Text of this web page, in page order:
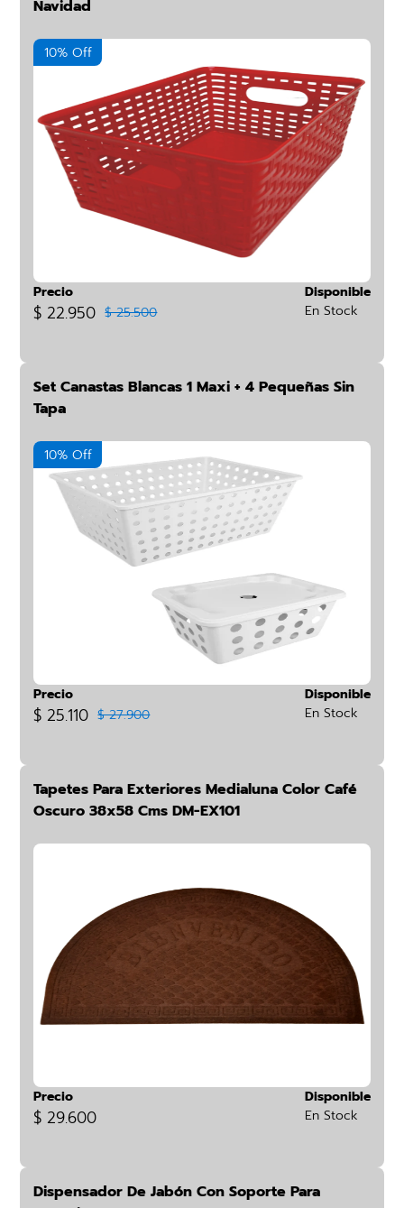
Navidad
10% Off
Precio
$ 22.950 $ 25.500
Disponible
En Stock
Set Canastas Blancas 1 Maxi + 4 Pequeñas Sin
Tapa
10% Off
Precio
$ 25.110 $ 27.900
Disponible
En Stock
Tapetes Para Exteriores Medialuna Color Café
Oscuro 38x58 Cms DM-EX101
Precio
$ 29.600
Disponible
En Stock
Dispensador De Jabón Con Soporte Para